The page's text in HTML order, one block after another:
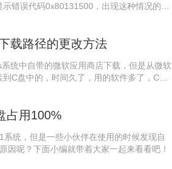
错误代码0x80131500，出现这种情况的小
载路径的更改方法
统中自带的微软应用商店下载，但是从微软
C盘中的，时间久了，用的软件多了，C盘
占用100%
统，但是一些小伙伴在使用的时候发现自
因呢？下面小编就带着大家一起来看看吧！